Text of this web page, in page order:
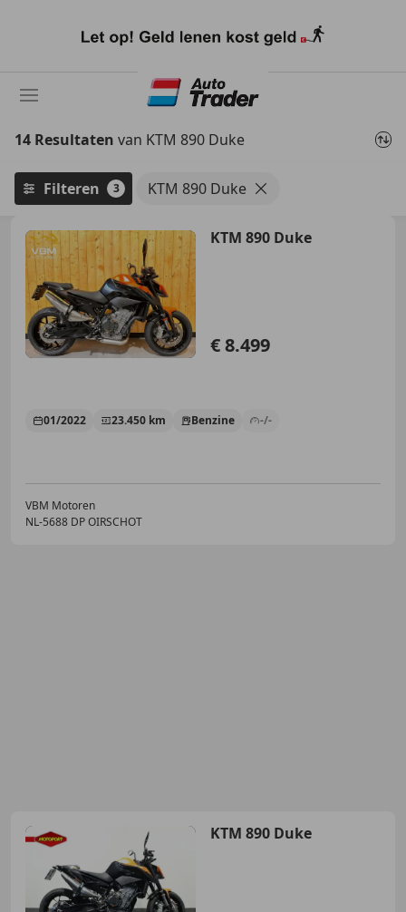
naar
14 Resultaten van KTM 890 Duke
Filteren 3 KTM 890 Duke
KTM 890 Duke
€ 8.499
01/2022 23.450 km Benzine -/-
VBM Motoren
NL-5688 DP OIRSCHOT
KTM 890 Duke